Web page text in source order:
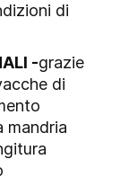
di
-grazie
di
mandria